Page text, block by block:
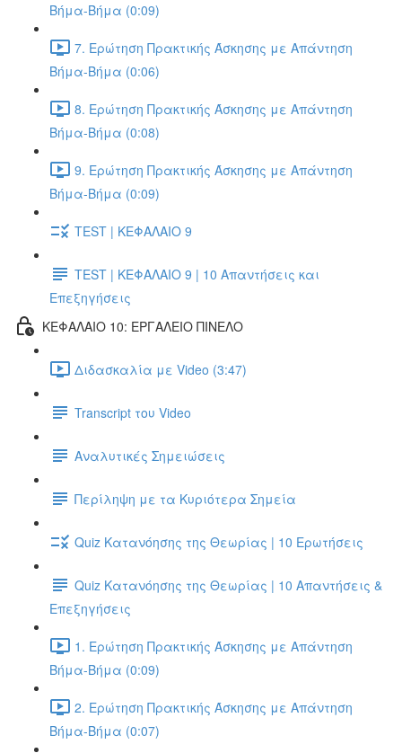
Βήμα-Βήμα (0:09)
7. Ερώτηση Πρακτικής Άσκησης με Απάντηση
Βήμα-Βήμα (0:06)
8. Ερώτηση Πρακτικής Άσκησης με Απάντηση
Βήμα-Βήμα (0:08)
9. Ερώτηση Πρακτικής Άσκησης με Απάντηση
Βήμα-Βήμα (0:09)
TEST | ΚΕΦΑΛΑΙΟ 9
TEST | ΚΕΦΑΛΑΙΟ 9 | 10 Απαντήσεις και
Επεξηγήσεις
ΚΕΦΑΛΑΙΟ 10: ΕΡΓΑΛΕΙΟ ΠΙΝΕΛΟ
Διδασκαλία με Video (3:47)
Transcript του Video
Αναλυτικές Σημειώσεις
Περίληψη με τα Κυριότερα Σημεία
Quiz Κατανόησης της Θεωρίας | 10 Ερωτήσεις
Quiz Κατανόησης της Θεωρίας | 10 Απαντήσεις &
Επεξηγήσεις
1. Ερώτηση Πρακτικής Άσκησης με Απάντηση
Βήμα-Βήμα (0:09)
2. Ερώτηση Πρακτικής Άσκησης με Απάντηση
Βήμα-Βήμα (0:07)